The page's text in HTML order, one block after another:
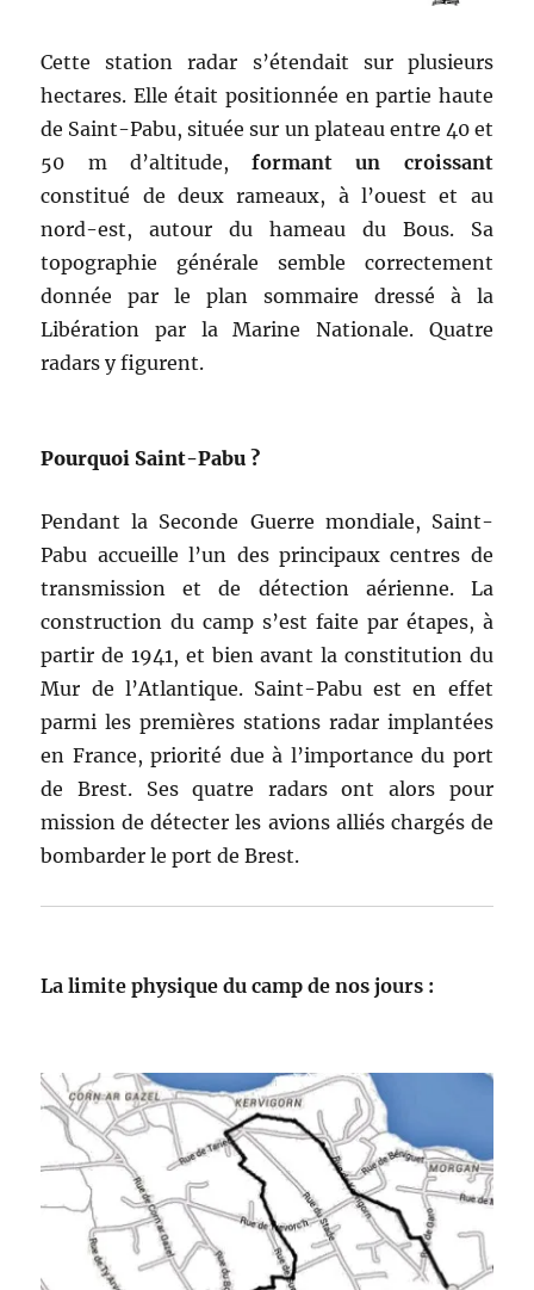
Cette station radar s’étendait sur plusieurs
hectares. Elle était positionnée en partie haute
de Saint-Pabu, située sur un plateau entre 40 et
50 m d’altitude,formant un croissant
constitué de deux rameaux, à l’ouest et au
nord-est, autour du hameau du Bous. Sa
topographie générale semble correctement
donnée par le plan sommaire dressé à la
Libération par la Marine Nationale. Quatre
radars y figurent.
Pourquoi Saint-Pabu ?
Pendant la Seconde Guerre mondiale, Saint-
Pabu accueille l’un des principaux centres de
transmission et de détection aérienne. La
construction du camp s’est faite par étapes, à
partir de 1941, et bien avant la constitution du
Mur de l’Atlantique. Saint-Pabu est en effet
parmi les premières stations radar implantées
en France, priorité due à l’importance du port
de Brest. Ses quatre radars ont alors pour
mission de détecter les avions alliés chargés de
bombarder le port de Brest.
La limite physique du camp de nos jours :